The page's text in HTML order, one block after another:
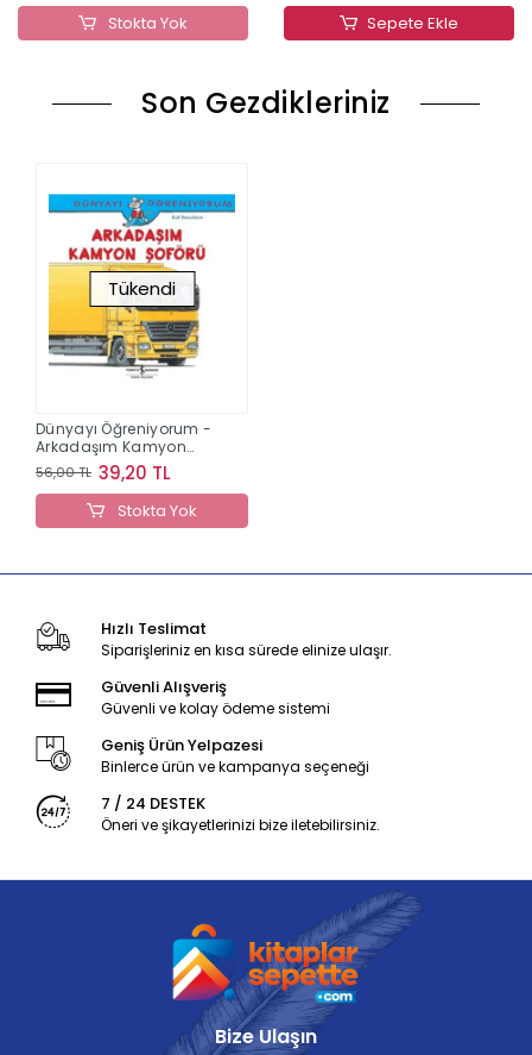
Stokta Yok Sepete Ekle
Son Gezdikleriniz
Tükendi
Dünyayı Öğreniyorum -
Arkadaşım Kamyon
Şoförü
56,00 TL 39,20 TL
Stokta Yok
Hızlı Teslimat
Siparişleriniz en kısa sürede elinize ulaşır.
Güvenli Alışveriş
Güvenli ve kolay ödeme sistemi
Geniş Ürün Yelpazesi
Binlerce ürün ve kampanya seçeneği
7 / 24 DESTEK
Öneri ve şikayetlerinizi bize iletebilirsiniz.
Bize Ulaşın